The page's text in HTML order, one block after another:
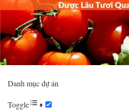
Danh mục dự án
Toggle